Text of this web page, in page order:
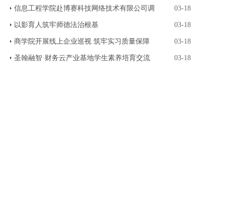
信息工程学院赴博赛科技网络技术有限公司调 03-18
以影育人筑牢师德法治根基 03-18
商学院开展线上企业巡视 筑牢实习质量保障 03-18
圣翰融智·财务云产业基地学生素养培育交流 03-18